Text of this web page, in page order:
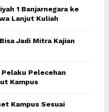
1 Banjarnegara ke
Lanjut Kuliah
Jadi Mitra Kajian
Pelaku Pelecehan
Kampus
Kampus Sesuai